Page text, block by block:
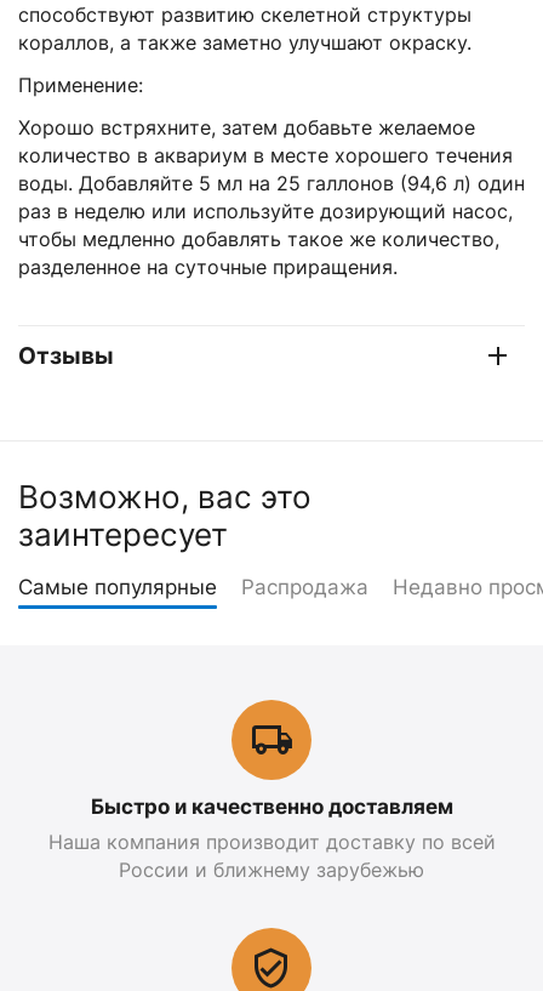
способствуют развитию скелетной структуры
кораллов, а также заметно улучшают окраску.
Применение:
Хорошо встряхните, затем добавьте желаемое
количество в аквариум в месте хорошего течения
воды. Добавляйте 5 мл на 25 галлонов (94,6 л) один
раз в неделю или используйте дозирующий насос,
чтобы медленно добавлять такое же количество,
разделенное на суточные приращения.
Отзывы
Возможно, вас это
заинтересует
Самые популярные Распродажа Недавно
Быстро и качественно доставляем
Наша компания производит доставку по всей
России и ближнему зарубежью